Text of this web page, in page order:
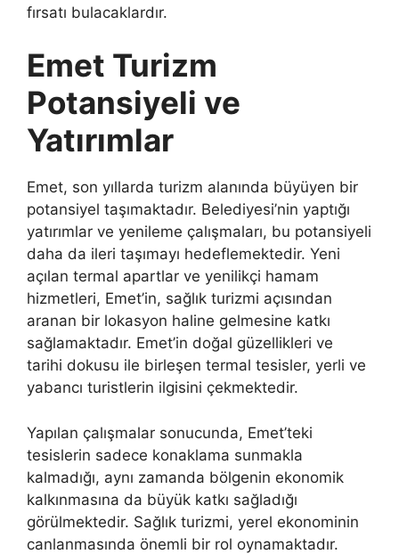
fırsatı bulacaklardır.
Emet Turizm
Potansiyeli ve
Yatırımlar
Emet, son yıllarda turizm alanında büyüyen bir
potansiyel taşımaktadır. Belediyesi’nin yaptığı
yatırımlar ve yenileme çalışmaları, bu potansiyeli
daha da ileri taşımayı hedeflemektedir. Yeni
açılan termal apartlar ve yenilikçi hamam
hizmetleri, Emet’in, sağlık turizmi açısından
aranan bir lokasyon haline gelmesine katkı
sağlamaktadır. Emet’in doğal güzellikleri ve
tarihi dokusu ile birleşen termal tesisler, yerli ve
yabancı turistlerin ilgisini çekmektedir.
Yapılan çalışmalar sonucunda, Emet’teki
tesislerin sadece konaklama sunmakla
kalmadığı, aynı zamanda bölgenin ekonomik
kalkınmasına da büyük katkı sağladığı
görülmektedir. Sağlık turizmi, yerel ekonominin
canlanmasında önemli bir rol oynamaktadır.